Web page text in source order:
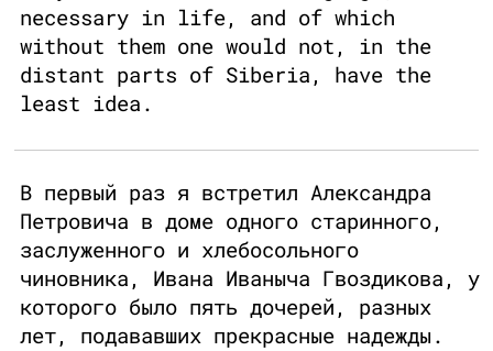
necessary in life, and of which
without them one would not, in the
distant parts of Siberia, have the
least idea.
В первый раз я встретил Александра
Петровича в доме одного старинного,
заслуженного и хлебосольного
чиновника, Ивана Иваныча Гвоздикова, у
которого было пять дочерей, разных
лет, подававших прекрасные надежды.